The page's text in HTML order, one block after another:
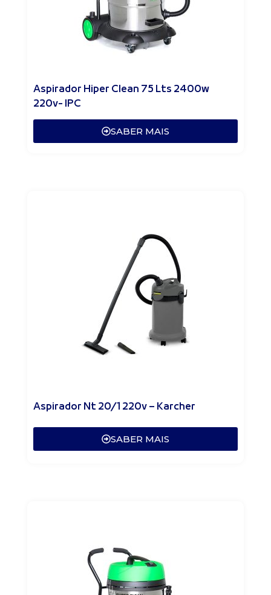
Aspirador Hiper Clean 75 Lts 2400w
220v- IPC
SABER MAIS
Aspirador Nt 20/1 220v – Karcher
SABER MAIS